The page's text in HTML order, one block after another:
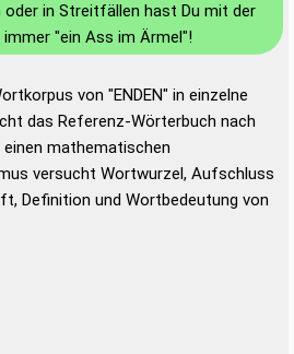
oder in Streitfällen hast Du mit der
immer "ein Ass im Ärmel"!
von "ENDEN" in einzelne
das Referenz-Wörterbuch nach
einen mathematischen
versucht Wortwurzel, Aufschluss
Definition und Wortbedeutung von